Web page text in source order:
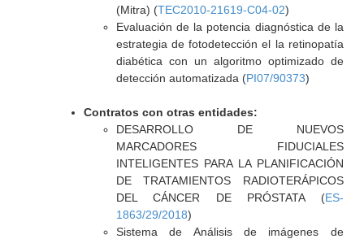
(Mitra) (TEC2010-21619-C04-02)
Evaluación de la potencia diagnóstica de la
estrategia de fotodetección el la retinopatía
diabética con un algoritmo optimizado de
detección automatizada (PI07/90373)
Contratos con otras entidades:
DESARROLLO DE NUEVOS
MARCADORES FIDUCIALES
INTELIGENTES PARA LA PLANIFICACIÓN
DE TRATAMIENTOS RADIOTERÁPICOS
DEL CÁNCER DE PRÓSTATA (ES-
1863/29/2018)
Sistema de Análisis de imágenes de